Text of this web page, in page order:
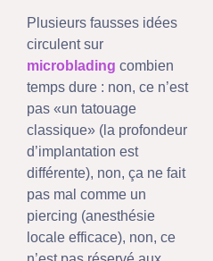
Plusieurs fausses idées
circulent sur
microblading combien
temps dure : non, ce n’est
pas «un tatouage
classique» (la profondeur
d’implantation est
différente), non, ça ne fait
pas mal comme un
piercing (anesthésie
locale efficace), non, ce